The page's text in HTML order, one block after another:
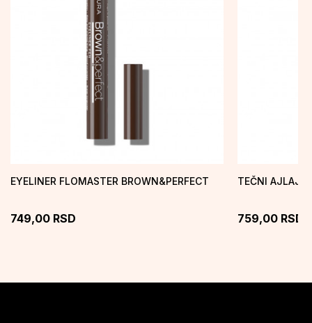
EYELINER FLOMASTER BROWN&PERFECT
749,00 RSD
TEČNI
759,00 RSD